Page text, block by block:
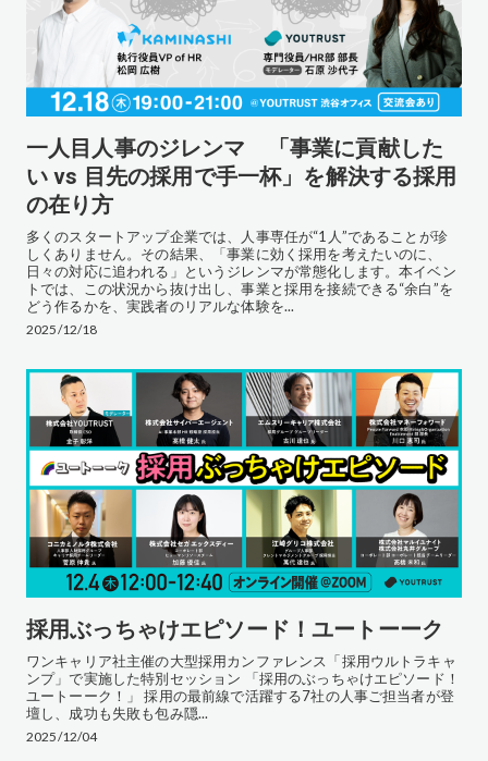
一人目人事のジレンマ 「事業に貢献した
い vs 目先の採用で手一杯」を解決する採用
の在り方
多くのスタートアップ企業では、人事専任が“1人”であることが珍
しくありません。その結果、「事業に効く採用を考えたいのに、
日々の対応に追われる」というジレンマが常態化します。本イベン
トでは、この状況から抜け出し、事業と採用を接続できる“余白”を
どう作るかを、実践者のリアルな体験を...
2025/12/18
採用ぶっちゃけエピソード！ユートーーク
ワンキャリア社主催の大型採用カンファレンス「採用ウルトラキャ
ンプ」で実施した特別セッション 「採用のぶっちゃけエピソード！
ユートーーク！」 採用の最前線で活躍する7社の人事ご担当者が登
壇し、成功も失敗も包み隠...
2025/12/04